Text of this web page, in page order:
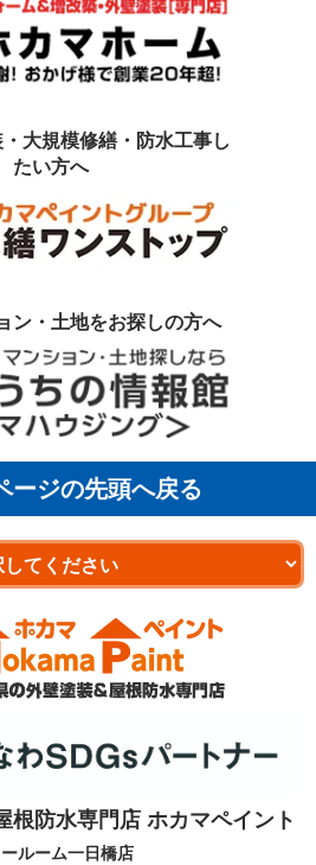
大規模修繕・防水工事し
たい方へ
ン・土地をお探しの方へ
ージの先頭へ戻る
根防水専門店 ホカマペイント
ルーム一日橋店